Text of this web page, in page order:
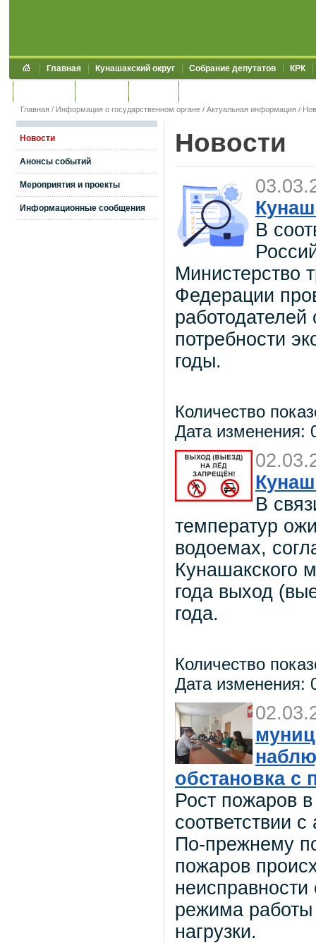
Главная Кунашакский округ Собрание депутатов КРК
Главная / Информация о государственном органе / Актуальная информация /
Новости
Анонсы событий
Мероприятия и проекты
Информационные сообщения
Новости
В
Министерство
Федерации
потребности
годы.
Количество
Дата изменения:
В
температур
водоемах,
Кунашакского
года выход
года.
Количество
Дата изменения:
обстановка с
Рост пожаров
соответствии
По-прежнему
пожаров
неисправности
режима работы
нагрузки.